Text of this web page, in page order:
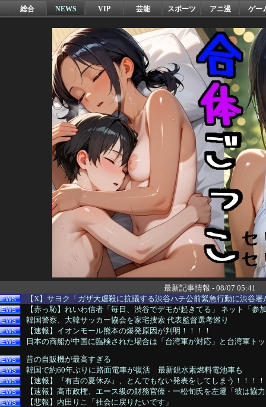
総合 NEWS VIP 芸能 スポーツ アニ漫 ゲー
最新記事情報 - 08/07 05:41
【X】サヨク「ガザ大虐殺に抗議する渋谷ハチ公前緊急行動に渋谷署
【赤っ恥】れいわ信者「毎日、渋谷でデモが起きてる」 ネット「参
韓国警察、大韓サッカー協会を家宅捜索 代表監督選考巡り
【速報】イオンモール熊本の爆発原因が判明！！！！
日本の商船が中国に臨検された場合は「台湾軍が対応」と台湾軍トッ
昔の自販機が最高すぎる
韓国で約60年ぶりに路面電車が復活 最新鋭水素燃料電池車も
【速報】『有吉の夏休み』、とんでもない発表をしてしまう！！！！
【速報】高市政権、エース級の財務官僚・一松旬氏を左遷「彼は協
【悲報】内田りこ「社会に戻りたいです」